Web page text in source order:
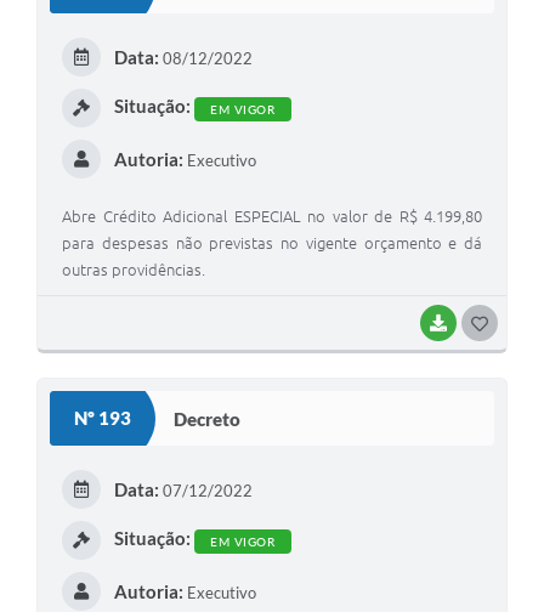
BAIXAR
Data: 08/12/2022
Situação: EM VIGOR
Autoria: Executivo
Abre Crédito Adicional ESPECIAL no valor de R$ 4.199,80
para despesas não previstas no vigente orçamento e dá
outras providências.
Nº 193 Decreto
Data: 07/12/2022
Situação: EM VIGOR
Autoria: Executivo